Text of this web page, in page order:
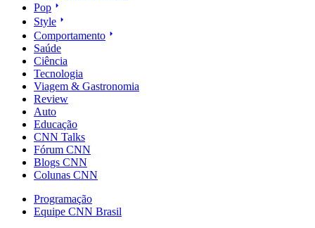
Pop
Style
Comportamento
Saúde
Ciência
Tecnologia
Viagem & Gastronomia
Review
Auto
Educação
CNN Talks
Fórum CNN
Blogs CNN
Colunas CNN
Programação
Equipe CNN Brasil